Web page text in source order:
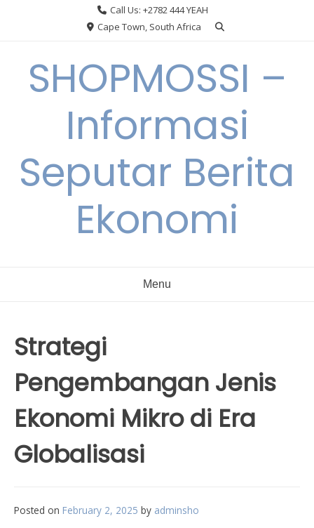
Call Us: +2782 444 YEAH
Cape Town, South Africa
SHOPMOSSI –
Informasi
Seputar Berita
Ekonomi
Menu
Strategi
Pengembangan Jenis
Ekonomi Mikro di Era
Globalisasi
Posted on February 2, 2025 by adminsho